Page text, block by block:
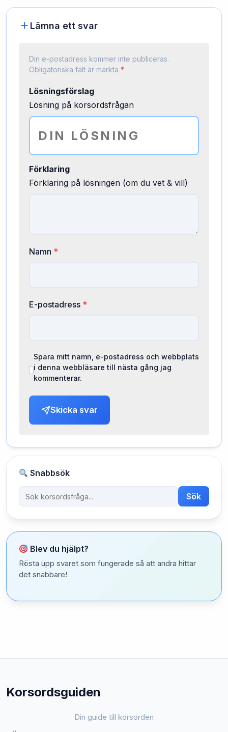
Lämna ett svar
Din e-postadress kommer inte publiceras.
Obligatoriska fält är märkta *
Lösningsförslag
Lösning på korsordsfrågan
Förklaring
Förklaring på lösningen (om du vet & vill)
Namn *
E-postadress *
Spara mitt namn, e-postadress och webbplats
i denna webbläsare till nästa gång jag
kommenterar.
Skicka svar
Snabbsök
Sök
Blev du hjälpt?
Rösta upp svaret som fungerade så att andra hittar
det snabbare!
Korsordsguiden
Din guide till korsorden